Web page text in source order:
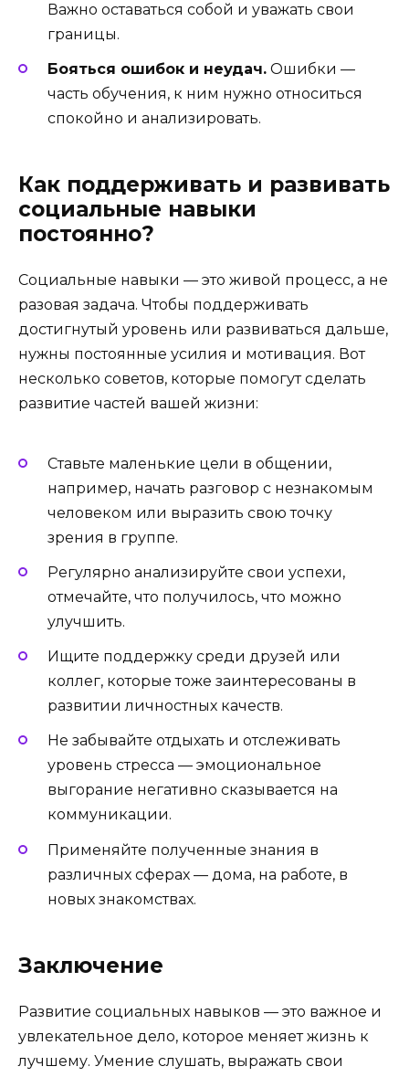
Важно оставаться собой и уважать свои
границы.
Бояться ошибок и неудач. Ошибки —
часть обучения, к ним нужно относиться
спокойно и анализировать.
Как поддерживать и развивать
социальные навыки
постоянно?
Социальные навыки — это живой процесс, а не
разовая задача. Чтобы поддерживать
достигнутый уровень или развиваться дальше,
нужны постоянные усилия и мотивация. Вот
несколько советов, которые помогут сделать
развитие частей вашей жизни:
Ставьте маленькие цели в общении,
например, начать разговор с незнакомым
человеком или выразить свою точку
зрения в группе.
Регулярно анализируйте свои успехи,
отмечайте, что получилось, что можно
улучшить.
Ищите поддержку среди друзей или
коллег, которые тоже заинтересованы в
развитии личностных качеств.
Не забывайте отдыхать и отслеживать
уровень стресса — эмоциональное
выгорание негативно сказывается на
коммуникации.
Применяйте полученные знания в
различных сферах — дома, на работе, в
новых знакомствах.
Заключение
Развитие социальных навыков — это важное и
увлекательное дело, которое меняет жизнь к
лучшему. Умение слушать, выражать свои